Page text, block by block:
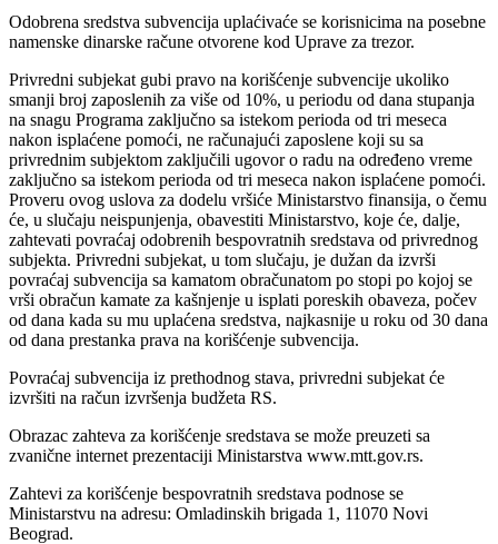
Odobrena sredstva subvencija uplaćivaće se korisnicima na posebne
namenske dinarske račune otvorene kod Uprave za trezor.
Privredni subjekat gubi pravo na korišćenje subvencije ukoliko
smanji broj zaposlenih za više od 10%, u periodu od dana stupanja
na snagu Programa zaključno sa istekom perioda od tri meseca
nakon isplaćene pomoći, ne računajući zaposlene koji su sa
privrednim subjektom zaključili ugovor o radu na određeno vreme
zaključno sa istekom perioda od tri meseca nakon isplaćene pomoći.
Proveru ovog uslova za dodelu vršiće Ministarstvo finansija, o čemu
će, u slučaju neispunjenja, obavestiti Ministarstvo, koje će, dalje,
zahtevati povraćaj odobrenih bespovratnih sredstava od privrednog
subjekta. Privredni subjekat, u tom slučaju, je dužan da izvrši
povraćaj subvencija sa kamatom obračunatom po stopi po kojoj se
vrši obračun kamate za kašnjenje u isplati poreskih obaveza, počev
od dana kada su mu uplaćena sredstva, najkasnije u roku od 30 dana
od dana prestanka prava na korišćenje subvencija.
Povraćaj subvencija iz prethodnog stava, privredni subjekat će
izvršiti na račun izvršenja budžeta RS.
Obrazac zahteva za korišćenje sredstava se može preuzeti sa
zvanične internet prezentaciji Ministarstva www.mtt.gov.rs.
Zahtevi za korišćenje bespovratnih sredstava podnose se
Ministarstvu na adresu: Omladinskih brigada 1, 11070 Novi
Beograd.